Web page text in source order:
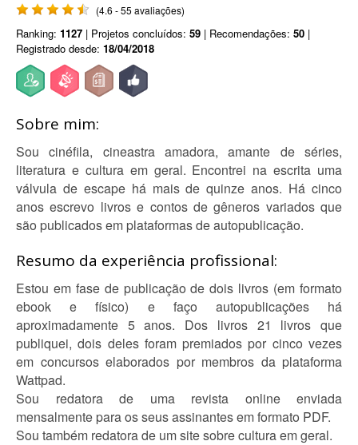
(4.6 - 55 avaliações)
Ranking: 1127 | Projetos concluídos: 59 | Recomendações: 50 |
Registrado desde: 18/04/2018
Sobre mim:
Sou cinéfila, cineastra amadora, amante de séries,
literatura e cultura em geral. Encontrei na escrita uma
válvula de escape há mais de quinze anos. Há cinco
anos escrevo livros e contos de gêneros variados que
são publicados em plataformas de autopublicação.
Resumo da experiência profissional:
Estou em fase de publicação de dois livros (em formato
ebook e físico) e faço autopublicações há
aproximadamente 5 anos. Dos livros 21 livros que
publiquei, dois deles foram premiados por cinco vezes
em concursos elaborados por membros da plataforma
Wattpad.
Sou redatora de uma revista online enviada
mensalmente para os seus assinantes em formato PDF.
Sou também redatora de um site sobre cultura em geral.